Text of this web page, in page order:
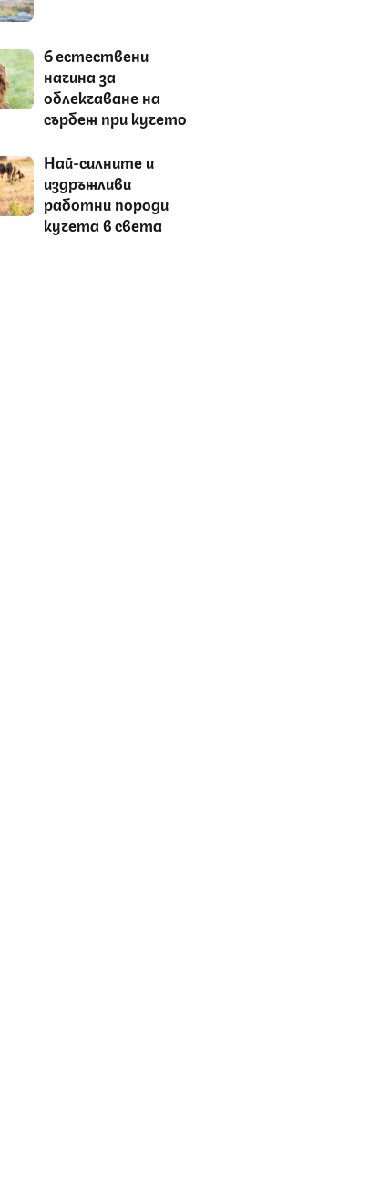
6 естествени
начина за
облекчаване на
сърбеж при кучето
Най-силните и
издръжливи
работни породи
кучета в света